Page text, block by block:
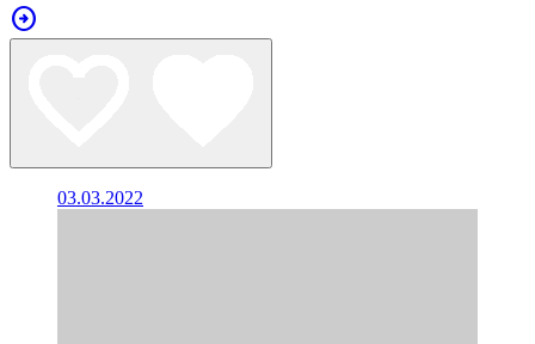
arrow_circle_right
03.03.2022